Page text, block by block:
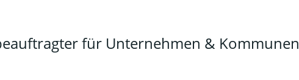
für Unternehmen & Kommunen